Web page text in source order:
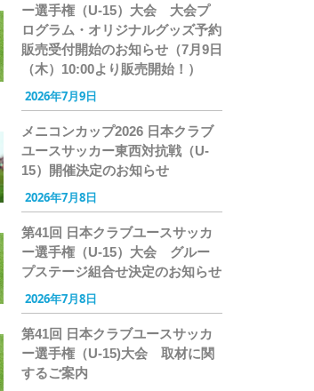
ー選手権（U-15）大会 大会プ
ログラム・オリジナルグッズ予約
販売受付開始のお知らせ（7月9日
（木）10:00より販売開始！）
2026年7月9日
メニコンカップ2026 日本クラブ
ユースサッカー東西対抗戦（U-
15）開催決定のお知らせ
2026年7月8日
第41回 日本クラブユースサッカ
ー選手権（U-15）大会 グルー
プステージ組合せ決定のお知らせ
2026年7月8日
第41回 日本クラブユースサッカ
ー選手権（U-15)大会 取材に関
するご案内